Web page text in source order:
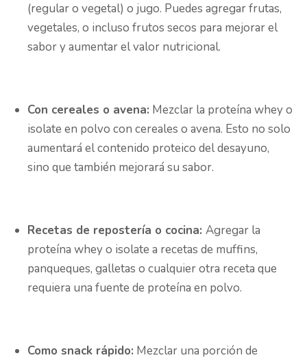
(regular o vegetal) o jugo. Puedes agregar frutas,
vegetales, o incluso frutos secos para mejorar el
sabor y aumentar el valor nutricional.
Con cereales o avena: Mezclar la proteína whey o
isolate en polvo con cereales o avena. Esto no solo
aumentará el contenido proteico del desayuno,
sino que también mejorará su sabor.
Recetas de repostería o cocina: Agregar la
proteína whey o isolate a recetas de muffins,
panqueques, galletas o cualquier otra receta que
requiera una fuente de proteína en polvo.
Como snack rápido: Mezclar una porción de